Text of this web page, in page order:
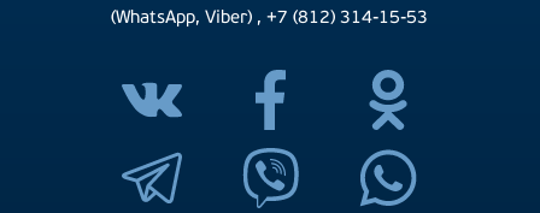
(WhatsApp, Viber) ,+7 (812) 314-15-53